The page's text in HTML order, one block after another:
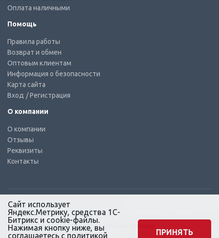
Оплата наличными
Помощь
Правила работы
Возврат и обмен
Оптовым клиентам
Информация о безопасности
Карта сайта
Вход / Регистрация
О компании
О компании
Отзывы
Реквизиты
Контакты
© КТС-Дизель – Комплектующие к топливным системам
Все права защищены, 2003 – 2025
Согласие на обработку персональных данных
Сайт использует
Яндекс.Метрику, средства 1С-
Битрикс и cookie-файлы.
Нажимая кнопку ниже, вы
соглашаетесь с политикой ПРИНЯТЬ